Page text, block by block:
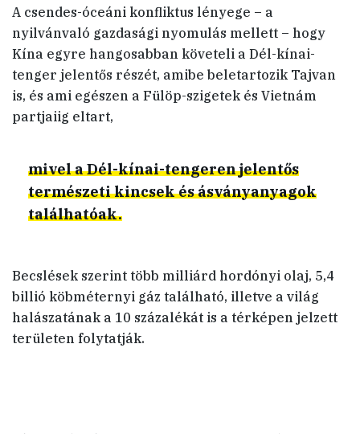
A csendes-óceáni konfliktus lényege – a
nyilvánvaló gazdasági nyomulás mellett – hogy
Kína egyre hangosabban követeli a Dél-kínai-
tenger jelentős részét, amibe beletartozik Tajvan
is, és ami egészen a Fülöp-szigetek és Vietnám
partjaiig eltart,
mivel a Dél-kínai-tengeren jelentős
természeti kincsek és ásványanyagok
találhatóak.
Becslések szerint több milliárd hordónyi olaj, 5,4
billió köbméternyi gáz található, illetve a világ
halászatának a 10 százalékát is a térképen jelzett
területen folytatják.